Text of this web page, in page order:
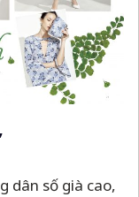
dân số già cao,